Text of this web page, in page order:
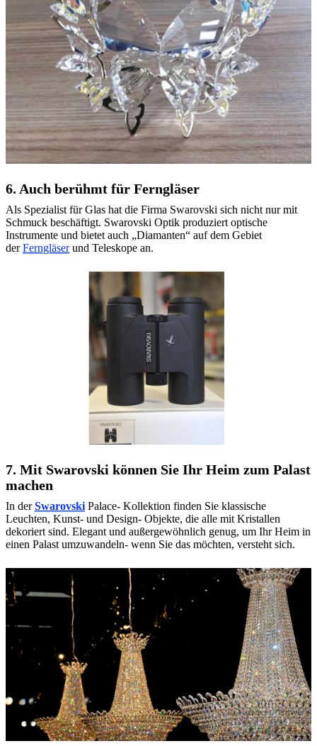
6. Auch berühmt für Ferngläser
Als Spezialist für Glas hat die Firma Swarovski sich nicht nur mit
Schmuck beschäftigt. Swarovski Optik produziert optische
Instrumente und bietet auch „Diamanten“ auf dem Gebiet
derFerngläserund Teleskope an.
7. Mit Swarovski können Sie Ihr Heim zum Palast
machen
In derSwarovski Palace- Kollektion finden Sie klassische
Leuchten, Kunst- und Design- Objekte, die alle mit Kristallen
dekoriert sind. Elegant und außergewöhnlich genug, um Ihr Heim in
einen Palast umzuwandeln- wenn Sie das möchten, versteht sich.